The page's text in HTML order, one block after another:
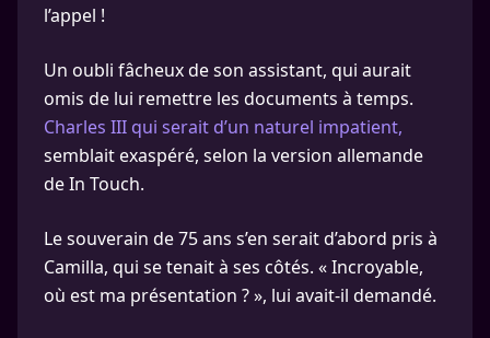
l’appel !
Un oubli fâcheux de son assistant, qui aurait
omis de lui remettre les documents à temps.
Charles III qui serait d’un naturel impatient,
semblait exaspéré, selon la version allemande
de In Touch.
Le souverain de 75 ans s’en serait d’abord pris à
Camilla, qui se tenait à ses côtés. « Incroyable,
où est ma présentation ? », lui avait-il demandé.